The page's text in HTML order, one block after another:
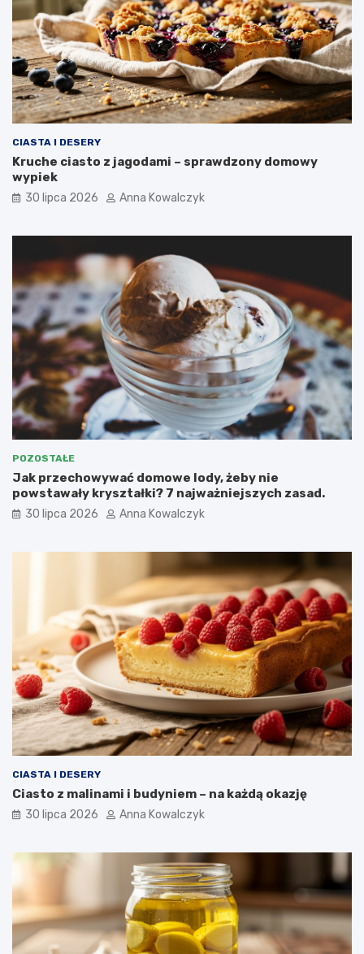
CIASTA I DESERY
Kruche ciasto z jagodami – sprawdzony domowy
wypiek
30 lipca 2026 Anna Kowalczyk
POZOSTAŁE
Jak przechowywać domowe lody, żeby nie
powstawały kryształki? 7 najważniejszych zasad.
30 lipca 2026 Anna Kowalczyk
CIASTA I DESERY
Ciasto z malinami i budyniem – na każdą okazję
30 lipca 2026 Anna Kowalczyk